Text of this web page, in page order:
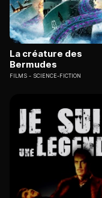
La créature des
Bermudes
FILMS SCIENCE-FICTION